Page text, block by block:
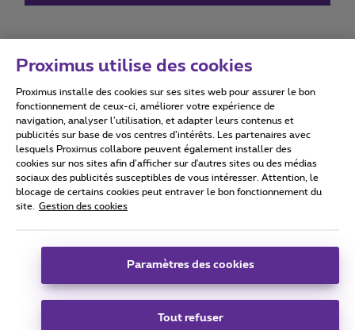
Conditions d'utilisation Accessibility statement
Tous droits réservés. © 2026
Conditions générales, info consommateur
Coordonnées de l’entreprise
Boulevard du Roi Albert II 27 - B-1030 Bruxelles.
Proximus utilise des cookies
Proximus installe des cookies sur ses sites web pour assurer le bon
fonctionnement de ceux-ci, améliorer votre expérience de
navigation, analyser l’utilisation, et adapter leurs contenus et
publicités sur base de vos centres d’intérêts. Les partenaires avec
lesquels Proximus collabore peuvent également installer des
cookies sur nos sites afin d’afficher sur d'autres sites ou des médias
sociaux des publicités susceptibles de vous intéresser. Attention, le
blocage de certains cookies peut entraver le bon fonctionnement du
site.
Gestion des cookies
Paramètres des cookies
Tout refuser